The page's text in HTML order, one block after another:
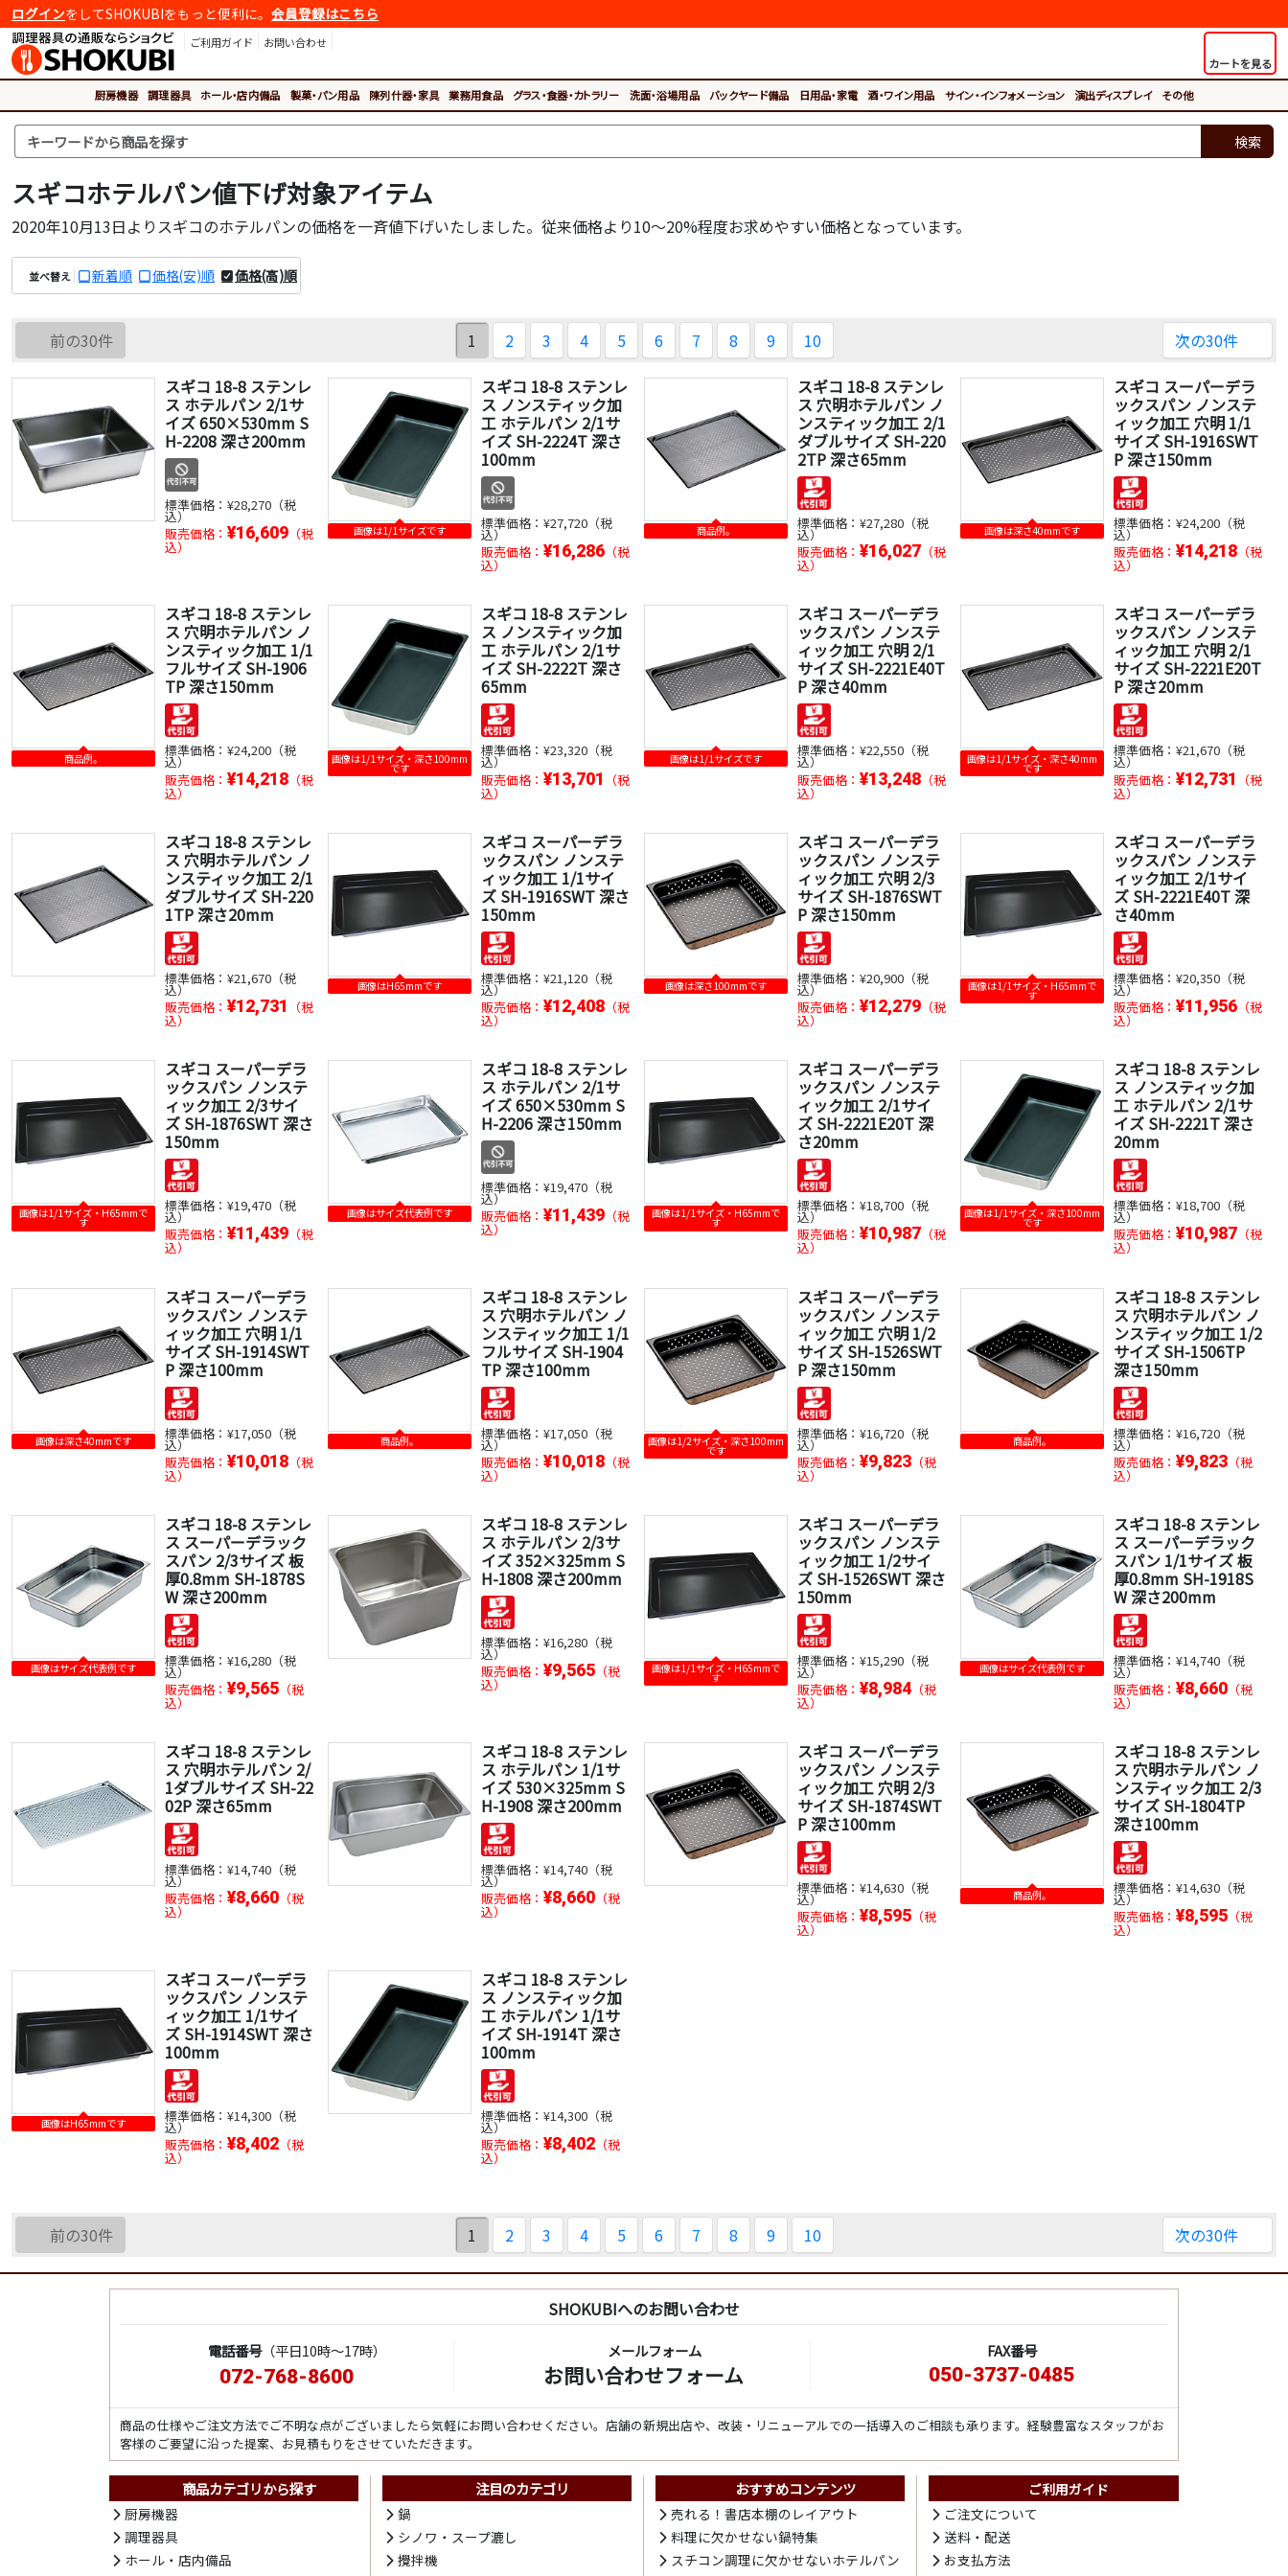
ログインをしてSHOKUBIをもっと便利に。 会員登録はこちら
ご利用ガイド
お問い合わせ
カートを見る
厨房機器 調理器具 ホール・店内備品 製菓・パン用品 陳列什器・家具 業務用食品 グラス・食器・カトラリー 洗面・浴場用品 バックヤード備品 日用品・家電 酒・ワイン用品 サイン・インフォメーション 演出ディスプレイ その他
検索
スギコホテルパン値下げ対象アイテム
2020年10月13日よりスギコのホテルパンの価格を一斉値下げいたしました。従来価格より10～20%程度お求めやすい価格となっています。
並べ替え 新着順 価格(安)順 価格(高)順
前の30件 1 2 3 4 5 6 7 8 9 10
次の30件
スギコ 18-8 ステンレ
ス ホテルパン 2/1サ
イズ 650×530mm S
H-2208 深さ200mm
標準価格： ¥28,270（税
込）
販売価格： ¥16,609 （税
込）
画像は1/1サイズです
スギコ 18-8 ステンレ
ス ノンスティック加
工 ホテルパン 2/1サ
イズ SH-2224T 深さ
100mm
標準価格： ¥27,720（税
込）
販売価格： ¥16,286 （税
込）
商品例。
スギコ 18-8 ステンレ
ス 穴明ホテルパン ノ
ンスティック加工 2/1
ダブルサイズ SH-220
2TP 深さ65mm
標準価格： ¥27,280（税
込）
販売価格： ¥16,027 （税
込）
画像は深さ40mmです
スギコ スーパーデラ
ックスパン ノンステ
ィック加工 穴明 1/1
サイズ SH-1916SWT
P 深さ150mm
標準価格： ¥24,200（税
込）
販売価格： ¥14,218 （税
込）
商品例。
スギコ 18-8 ステンレ
ス 穴明ホテルパン ノ
ンスティック加工 1/1
フルサイズ SH-1906
TP 深さ150mm
標準価格： ¥24,200（税
込）
販売価格： ¥14,218 （税
込）
画像は1/1サイズ・深さ100mm
です
スギコ 18-8 ステンレ
ス ノンスティック加
工 ホテルパン 2/1サ
イズ SH-2222T 深さ
65mm
標準価格： ¥23,320（税
込）
販売価格： ¥13,701 （税
込）
画像は1/1サイズです
スギコ スーパーデラ
ックスパン ノンステ
ィック加工 穴明 2/1
サイズ SH-2221E40T
P 深さ40mm
標準価格： ¥22,550（税
込）
販売価格： ¥13,248 （税
込）
画像は1/1サイズ・深さ40mm
です
スギコ スーパーデラ
ックスパン ノンステ
ィック加工 穴明 2/1
サイズ SH-2221E20T
P 深さ20mm
標準価格： ¥21,670（税
込）
販売価格： ¥12,731 （税
込）
スギコ 18-8 ステンレ
ス 穴明ホテルパン ノ
ンスティック加工 2/1
ダブルサイズ SH-220
1TP 深さ20mm
標準価格： ¥21,670（税
込）
販売価格： ¥12,731 （税
込）
画像はH65mmです
スギコ スーパーデラ
ックスパン ノンステ
ィック加工 1/1サイ
ズ SH-1916SWT 深さ
150mm
標準価格： ¥21,120（税
込）
販売価格： ¥12,408 （税
込）
画像は深さ100mmです
スギコ スーパーデラ
ックスパン ノンステ
ィック加工 穴明 2/3
サイズ SH-1876SWT
P 深さ150mm
標準価格： ¥20,900（税
込）
販売価格： ¥12,279 （税
込）
画像は1/1サイズ・H65mmで
す
スギコ スーパーデラ
ックスパン ノンステ
ィック加工 2/1サイ
ズ SH-2221E40T 深
さ40mm
標準価格： ¥20,350（税
込）
販売価格： ¥11,956 （税
込）
画像は1/1サイズ・H65mmで
す
スギコ スーパーデラ
ックスパン ノンステ
ィック加工 2/3サイ
ズ SH-1876SWT 深さ
150mm
標準価格： ¥19,470（税
込）
販売価格： ¥11,439 （税
込）
画像はサイズ代表例です
スギコ 18-8 ステンレ
ス ホテルパン 2/1サ
イズ 650×530mm S
H-2206 深さ150mm
標準価格： ¥19,470（税
込）
販売価格： ¥11,439 （税
込）
画像は1/1サイズ・H65mmで
す
スギコ スーパーデラ
ックスパン ノンステ
ィック加工 2/1サイ
ズ SH-2221E20T 深
さ20mm
標準価格： ¥18,700（税
込）
販売価格： ¥10,987 （税
込）
画像は1/1サイズ・深さ100mm
です
スギコ 18-8 ステンレ
ス ノンスティック加
工 ホテルパン 2/1サ
イズ SH-2221T 深さ
20mm
標準価格： ¥18,700（税
込）
販売価格： ¥10,987 （税
込）
画像は深さ40mmです
スギコ スーパーデラ
ックスパン ノンステ
ィック加工 穴明 1/1
サイズ SH-1914SWT
P 深さ100mm
標準価格： ¥17,050（税
込）
販売価格： ¥10,018 （税
込）
商品例。
スギコ 18-8 ステンレ
ス 穴明ホテルパン ノ
ンスティック加工 1/1
フルサイズ SH-1904
TP 深さ100mm
標準価格： ¥17,050（税
込）
販売価格： ¥10,018 （税
込）
画像は1/2サイズ・深さ100mm
です
スギコ スーパーデラ
ックスパン ノンステ
ィック加工 穴明 1/2
サイズ SH-1526SWT
P 深さ150mm
標準価格： ¥16,720（税
込）
販売価格： ¥9,823 （税
込）
商品例。
スギコ 18-8 ステンレ
ス 穴明ホテルパン ノ
ンスティック加工 1/2
サイズ SH-1506TP
深さ150mm
標準価格： ¥16,720（税
込）
販売価格： ¥9,823 （税
込）
画像はサイズ代表例です
スギコ 18-8 ステンレ
ス スーパーデラック
スパン 2/3サイズ 板
厚0.8mm SH-1878S
W 深さ200mm
標準価格： ¥16,280（税
込）
販売価格： ¥9,565 （税
込）
スギコ 18-8 ステンレ
ス ホテルパン 2/3サ
イズ 352×325mm S
H-1808 深さ200mm
標準価格： ¥16,280（税
込）
販売価格： ¥9,565 （税
込）
画像は1/1サイズ・H65mmで
す
スギコ スーパーデラ
ックスパン ノンステ
ィック加工 1/2サイ
ズ SH-1526SWT 深さ
150mm
標準価格： ¥15,290（税
込）
販売価格： ¥8,984 （税
込）
画像はサイズ代表例です
スギコ 18-8 ステンレ
ス スーパーデラック
スパン 1/1サイズ 板
厚0.8mm SH-1918S
W 深さ200mm
標準価格： ¥14,740（税
込）
販売価格： ¥8,660 （税
込）
スギコ 18-8 ステンレ
ス 穴明ホテルパン 2/
1ダブルサイズ SH-22
02P 深さ65mm
標準価格： ¥14,740（税
込）
販売価格： ¥8,660 （税
込）
スギコ 18-8 ステンレ
ス ホテルパン 1/1サ
イズ 530×325mm S
H-1908 深さ200mm
標準価格： ¥14,740（税
込）
販売価格： ¥8,660 （税
込）
スギコ スーパーデラ
ックスパン ノンステ
ィック加工 穴明 2/3
サイズ SH-1874SWT
P 深さ100mm
標準価格： ¥14,630（税
込）
販売価格： ¥8,595 （税
込）
商品例。
スギコ 18-8 ステンレ
ス 穴明ホテルパン ノ
ンスティック加工 2/3
サイズ SH-1804TP
深さ100mm
標準価格： ¥14,630（税
込）
販売価格： ¥8,595 （税
込）
画像はH65mmです
スギコ スーパーデラ
ックスパン ノンステ
ィック加工 1/1サイ
ズ SH-1914SWT 深さ
100mm
標準価格： ¥14,300（税
込）
販売価格： ¥8,402 （税
込）
スギコ 18-8 ステンレ
ス ノンスティック加
工 ホテルパン 1/1サ
イズ SH-1914T 深さ
100mm
標準価格： ¥14,300（税
込）
販売価格： ¥8,402 （税
込）
前の30件 1 2 3 4 5 6 7 8 9 10 次の30件
SHOKUBIへのお問い合わせ
電話番号（平日10時～17時）
072-768-8600
メールフォーム
お問い合わせフォーム
FAX番号
050-3737-0485
商品の仕様やご注文方法でご不明な点がございましたら気軽にお問い合わせください。店舗の新規出店や、改装・リニューアルでの一括導入のご相談も承ります。経験豊富なスタッフがお
客様のご要望に沿った提案、お見積もりをさせていただきます。
商品カテゴリから探す
厨房機器
調理器具
ホール・店内備品
注目のカテゴリ
鍋
シノワ・スープ漉し
攪拌機
おすすめコンテンツ
売れる！書店本棚のレイアウト
料理に欠かせない鍋特集
スチコン調理に欠かせないホテルパン
ご利用ガイド
ご注文について
送料・配送
お支払方法